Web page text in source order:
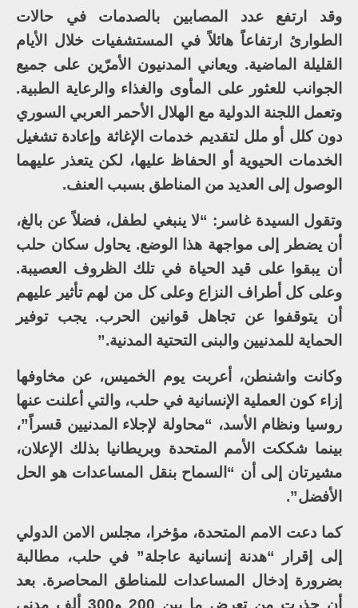
وقد ارتفع عدد المصابين بالصدمات في حالات
الطوارئ ارتفاعاً هائلاً في المستشفيات خلال الأيام
القليلة الماضية. ويعاني المدنيون الأمرّين على جميع
الجوانب للعثور على المأوى والغذاء والرعاية الطبية.
وتعمل اللجنة الدولية مع الهلال الأحمر العربي السوري
دون كلل أو ملل لتقديم خدمات الإغاثة وإعادة تشغيل
الخدمات الحيوية أو الحفاظ عليها، لكن يتعذر عليهما
الوصول إلى العديد من المناطق بسبب العنف.
وتقول السيدة غاسر: “لا ينبغي لطفل، فضلاً عن بالغ،
أن يضطر إلى مواجهة هذا الوضع. يحاول سكان حلب
أن يبقوا على قيد الحياة في تلك الظروف العصيبة.
وعلى كل أطراف النزاع وعلى كل من لهم تأثير عليهم
أن يتوقفوا عن تجاهل قوانين الحرب. يجب توفير
الحماية للمدنيين والبنى التحتية المدنية.”
وكانت واشنطن، أعربت يوم الخميس، عن مخاوفها
إزاء كون العملية الإنسانية في حلب، والتي أعلنت عنها
روسيا ونظام الأسد، “محاولة لإجلاء المدنيين قسراً”،
بينما شككت الأمم المتحدة وبريطانيا بذلك الإعلان،
مشيرتان إلى أن “السماح بنقل المساعدات هو الحل
الأفضل”.
كما دعت الامم المتحدة، مؤخرا، مجلس الامن الدولي
إلى إقرار “هدنة إنسانية عاجلة” في حلب، مطالبة
بضرورة إدخال المساعدات للمناطق المحاصرة. بعد
أن حذرت من تعرض ما بين 200 و300 ألف مدني